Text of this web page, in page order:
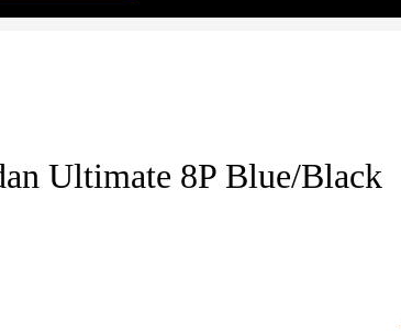
Ultimate 8P Blue/Black